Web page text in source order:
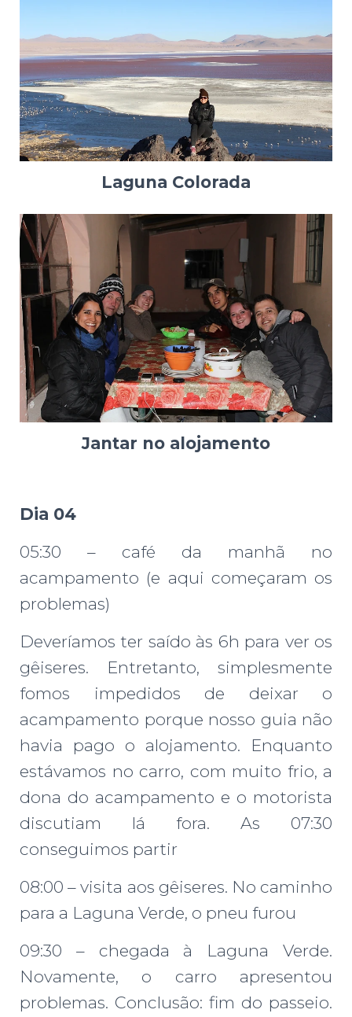
Laguna Colorada
Jantar no alojamento
Dia 04
05:30 – café da manhã no
acampamento (e aqui começaram os
problemas)
Deveríamos ter saído às 6h para ver os
gêiseres. Entretanto, simplesmente
fomos impedidos de deixar o
acampamento porque nosso guia não
havia pago o alojamento. Enquanto
estávamos no carro, com muito frio, a
dona do acampamento e o motorista
discutiam lá fora. As 07:30
conseguimos partir
08:00 – visita aos gêiseres. No caminho
para a Laguna Verde, o pneu furou
09:30 – chegada à Laguna Verde.
Novamente, o carro apresentou
problemas. Conclusão: fim do passeio.